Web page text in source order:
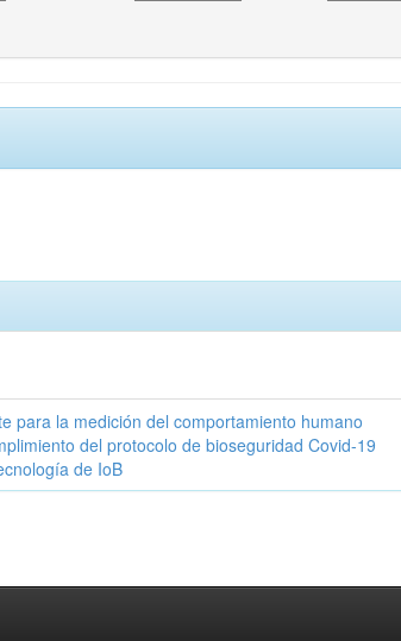
para la medición del comportamiento humano
del protocolo de bioseguridad Covid-19
de IoB